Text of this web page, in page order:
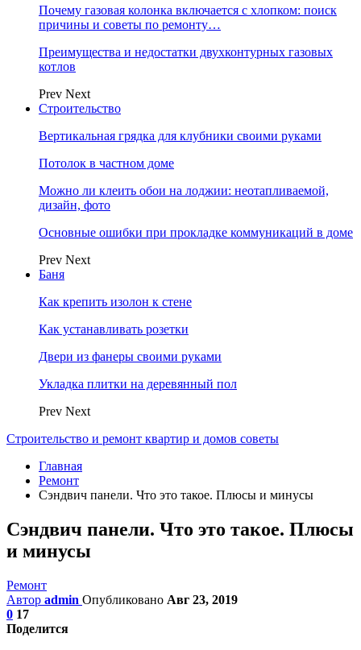
Почему газовая колонка включается с хлопком: поиск
причины и советы по ремонту…
Преимущества и недостатки двухконтурных газовых
котлов
Prev Next
Строительство
Вертикальная грядка для клубники своими руками
Потолок в частном доме
Можно ли клеить обои на лоджии: неотапливаемой,
дизайн, фото
Основные ошибки при прокладке коммуникаций в доме
Prev Next
Баня
Как крепить изолон к стене
Как устанавливать розетки
Двери из фанеры своими руками
Укладка плитки на деревянный пол
Prev Next
Строительство и ремонт квартир и домов советы
Главная
Ремонт
Сэндвич панели. Что это такое. Плюсы и минусы
Сэндвич панели. Что это такое. Плюсы
и минусы
Ремонт
Автор admin Опубликовано Авг 23, 2019
0 17
Поделится